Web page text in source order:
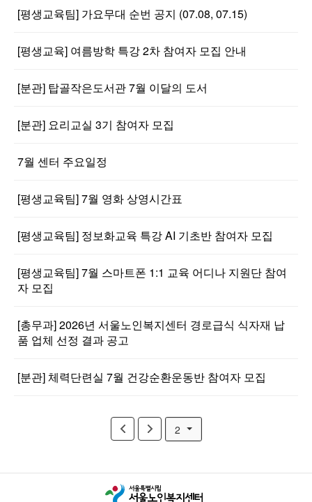
[평생교육팀] 가요무대 순번 공지 (07.08, 07.15)
[평생교육] 여름방학 특강 2차 참여자 모집 안내
[분관] 탑골작은도서관 7월 이달의 도서
[분관] 요리교실 3기 참여자 모집
7월 센터 주요일정
[평생교육팀] 7월 영화 상영시간표
[평생교육팀] 정보화교육 특강 AI 기초반 참여자 모집
[평생교육팀] 7월 스마트폰 1:1 교육 어디나 지원단 참여
자 모집
[총무과] 2026년 서울노인복지센터 경로급식 식자재 납
품 업체 선정 결과 공고
[분관] 체력단련실 7월 건강순환운동반 참여자 모집
2